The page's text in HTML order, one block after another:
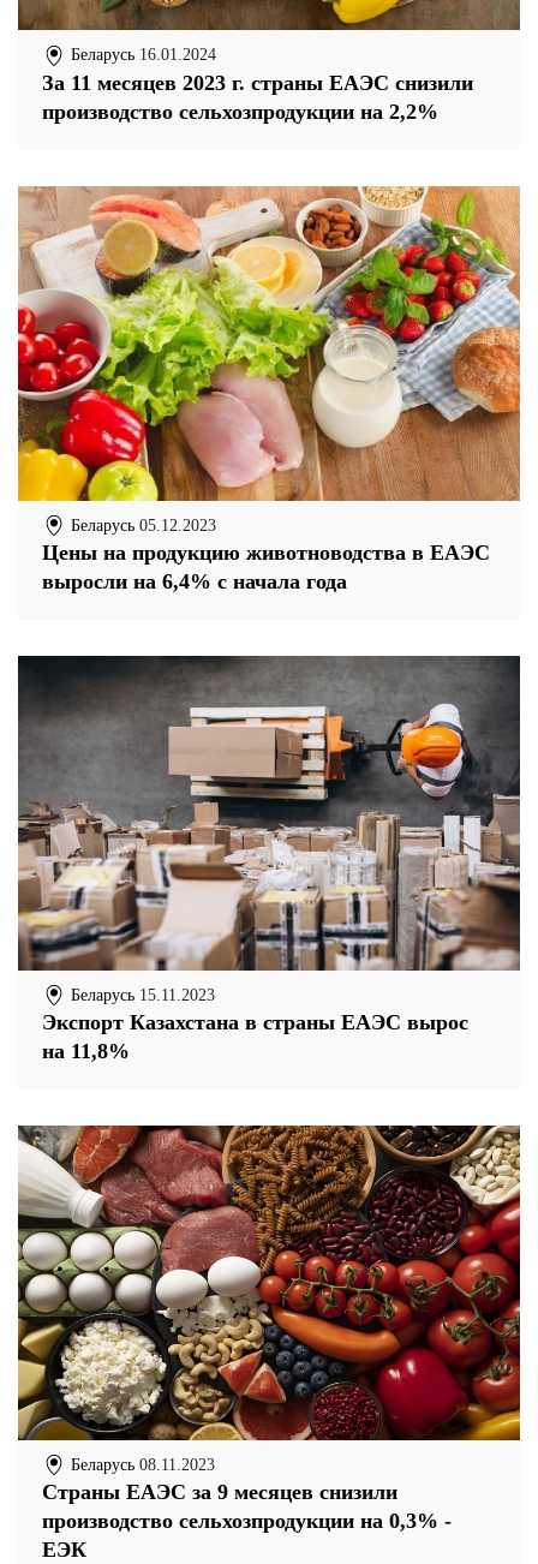
Беларусь 16.01.2024
За 11 месяцев 2023 г. страны ЕАЭС снизили
производство сельхозпродукции на 2,2%
Беларусь 05.12.2023
Цены на продукцию животноводства в ЕАЭС
выросли на 6,4% с начала года
Беларусь 15.11.2023
Экспорт Казахстана в страны ЕАЭС вырос
на 11,8%
Беларусь 08.11.2023
Страны ЕАЭС за 9 месяцев снизили
производство сельхозпродукции на 0,3% -
ЕЭК